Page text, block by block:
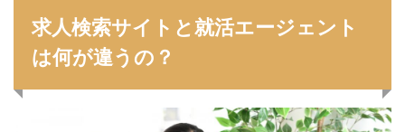
求人検索サイトと就活エージェント
は何が違うの？